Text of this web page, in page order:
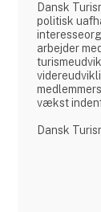
Dansk
politisk
arbejder
vækst
Dansk